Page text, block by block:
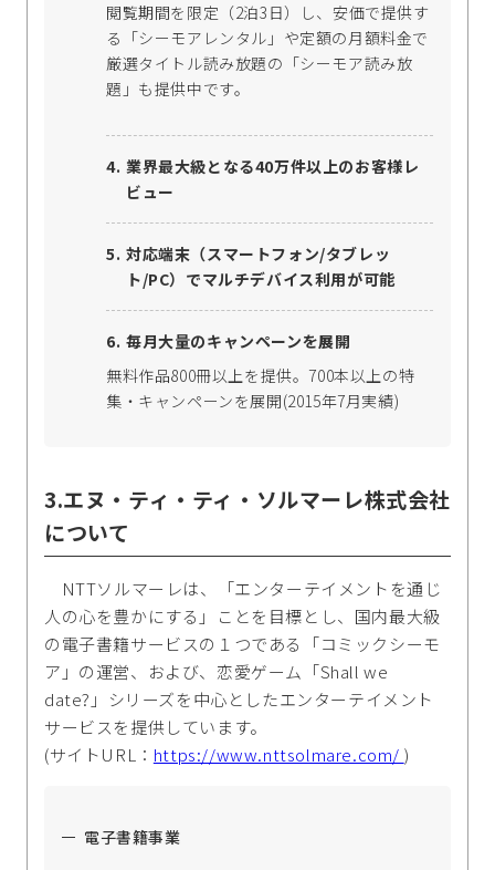
閲覧期間を限定（2泊3日）し、安価で提供す
る「シーモアレンタル」や定額の月額料金で
厳選タイトル読み放題の「シーモア読み放
題」も提供中です。
業界最大級となる40万件以上のお客様レ
ビュー
対応端末（スマートフォン/タブレッ
ト/PC）でマルチデバイス利用が可能
毎月大量のキャンペーンを展開
無料作品800冊以上を提供。700本以上の特
集・キャンペーンを展開(2015年7月実績)
3.エヌ・ティ・ティ・ソルマーレ株式会社
について
NTTソルマーレは、「エンターテイメントを通じ
人の心を豊かにする」ことを目標とし、国内最大級
の電子書籍サービスの１つである「コミックシーモ
ア」の運営、および、恋愛ゲーム「Shall we
date?」シリーズを中心としたエンターテイメント
サービスを提供しています。
(サイトURL： https://www.nttsolmare.com/ )
電子書籍事業